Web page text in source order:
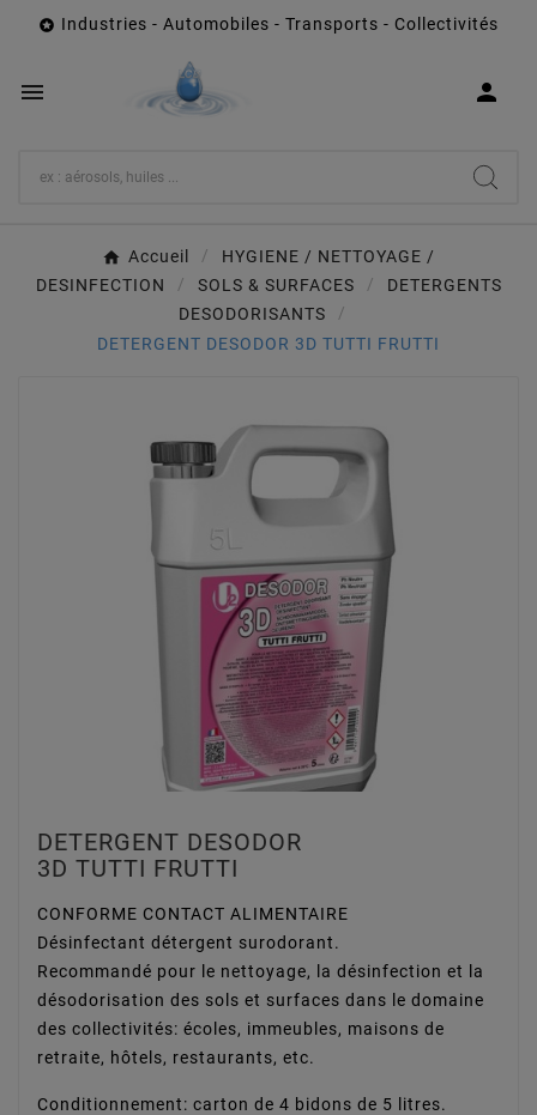
 Industries - Automobiles - Transports - Collectivités
 
Accueil
HYGIENE / NETTOYAGE /
DESINFECTION
SOLS & SURFACES
DETERGENTS
DESODORISANTS
DETERGENT DESODOR 3D TUTTI FRUTTI
DETERGENT DESODOR
3D TUTTI FRUTTI
CONFORME CONTACT ALIMENTAIRE
Désinfectant détergent surodorant.
Recommandé pour le nettoyage, la désinfection et la
désodorisation des sols et surfaces dans le domaine
des collectivités: écoles, immeubles, maisons de
retraite, hôtels, restaurants, etc.
Conditionnement: carton de 4 bidons de 5 litres.